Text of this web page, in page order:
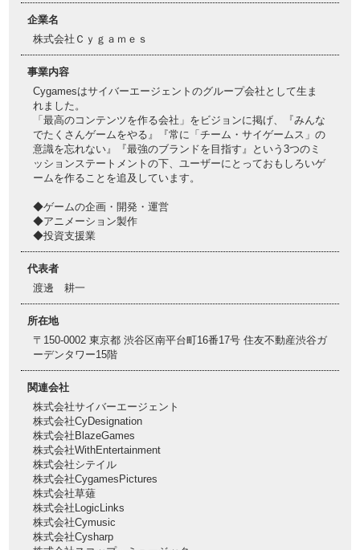
企業名
株式会社Ｃｙｇａｍｅｓ
事業内容
Cygamesはサイバーエージェントのグループ会社として生ま
れました。
「最高のコンテンツを作る会社」をビジョンに掲げ、『みんな
でたくさんゲームをやる』『常に「チーム・サイゲームス」の
意識を忘れない』『最強のブランドを目指す』という3つのミ
ッションステートメントの下、ユーザーにとっておもしろいゲ
ームを作ることを追及しています。
◆ゲームの企画・開発・運営
◆アニメーション製作
◆投資支援業
代表者
渡邊 耕一
所在地
〒150-0002 東京都 渋谷区南平台町16番17号 住友不動産渋谷ガ
ーデンタワー15階
関連会社
株式会社サイバーエージェント
株式会社CyDesignation
株式会社BlazeGames
株式会社WithEntertainment
株式会社シテイル
株式会社CygamesPictures
株式会社草薙
株式会社LogicLinks
株式会社Cymusic
株式会社Cysharp